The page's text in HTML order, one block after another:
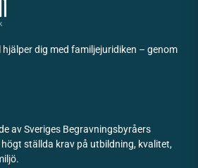
dig med familjejuridiken – genom
av Sveriges Begravningsbyråers
ställda krav på utbildning, kvalitet,